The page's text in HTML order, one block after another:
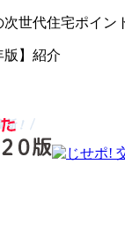
世代住宅ポイン
版】紹介